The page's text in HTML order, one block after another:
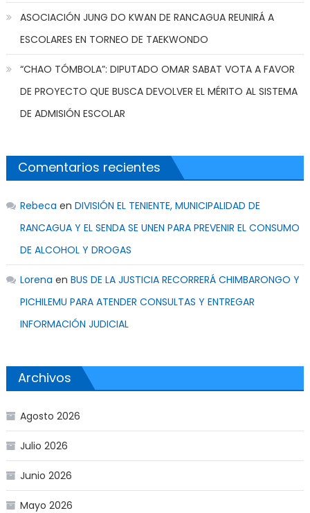
ASOCIACIÓN JUNG DO KWAN DE RANCAGUA REUNIRÁ A
ESCOLARES EN TORNEO DE TAEKWONDO
“CHAO TÓMBOLA”: DIPUTADO OMAR SABAT VOTA A FAVOR
DE PROYECTO QUE BUSCA DEVOLVER EL MÉRITO AL SISTEMA
DE ADMISIÓN ESCOLAR
Comentarios recientes
Rebeca en DIVISIÓN EL TENIENTE, MUNICIPALIDAD DE
RANCAGUA Y EL SENDA SE UNEN PARA PREVENIR EL CONSUMO
DE ALCOHOL Y DROGAS
Lorena en BUS DE LA JUSTICIA RECORRERÁ CHIMBARONGO Y
PICHILEMU PARA ATENDER CONSULTAS Y ENTREGAR
INFORMACIÓN JUDICIAL
Archivos
Agosto 2026
Julio 2026
Junio 2026
Mayo 2026